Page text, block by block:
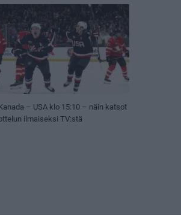
– USA klo 15:10 – näin katsot
ilmaiseksi TV:stä